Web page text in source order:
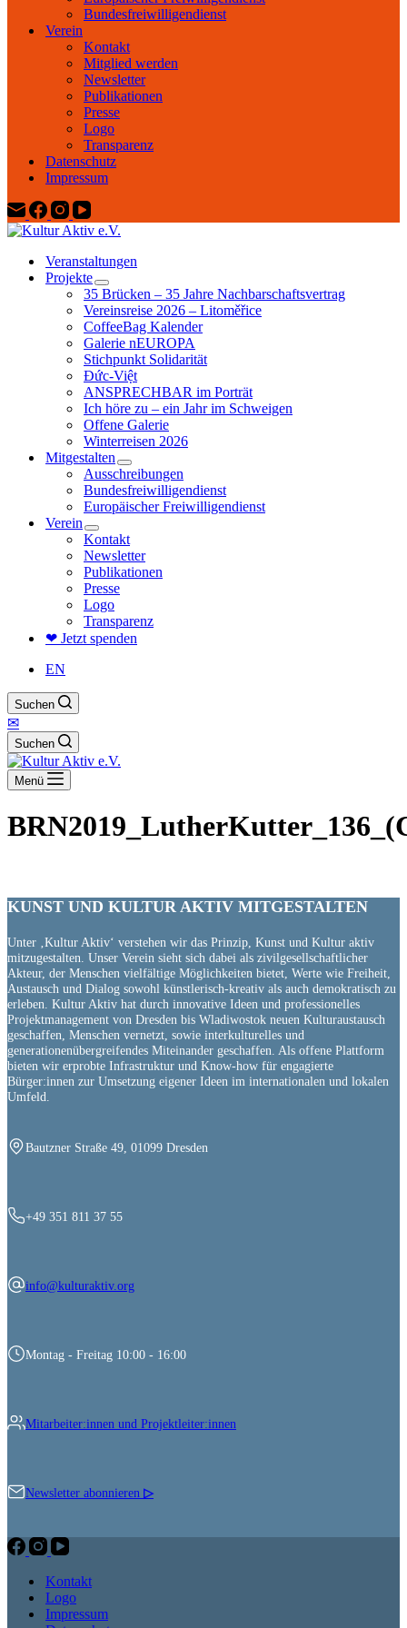
Bundesfreiwilligendienst
Verein
Kontakt
Mitglied werden
Newsletter
Publikationen
Presse
Logo
Transparenz
Datenschutz
Impressum
Veranstaltungen
Projekte
35 Brücken – 35 Jahre Nachbarschaftsvertrag
Vereinsreise 2026 – Litoměřice
CoffeeBag Kalender
Galerie nEUROPA
Stichpunkt Solidarität
Đức-Việt
ANSPRECHBAR im Porträt
Ich höre zu – ein Jahr im Schweigen
Offene Galerie
Winterreisen 2026
Mitgestalten
Ausschreibungen
Bundesfreiwilligendienst
Europäischer Freiwilligendienst
Verein
Kontakt
Newsletter
Publikationen
Presse
Logo
Transparenz
❤ Jetzt spenden
EN
Suchen
✉
Suchen
Menü
KUNST UND KULTUR AKTIV MITGESTALTEN
Unter ‚Kultur Aktiv‘ verstehen wir das Prinzip, Kunst und Kultur aktiv
mitzugestalten. Unser Verein sieht sich dabei als zivilgesellschaftlicher
Akteur, der Menschen vielfältige Möglichkeiten bietet, Werte wie Freiheit,
Austausch und Dialog sowohl künstlerisch-kreativ als auch demokratisch zu
erleben. Kultur Aktiv hat durch innovative Ideen und professionelles
Projektmanagement von Dresden bis Wladiwostok neuen Kulturaustausch
geschaffen, Menschen vernetzt, sowie interkulturelles und
generationenübergreifendes Miteinander geschaffen. Als offene Plattform
bieten wir erprobte Infrastruktur und Know-how für engagierte
Bürger:innen zur Umsetzung eigener Ideen im internationalen und lokalen
Umfeld.
Bautzner Straße 49, 01099 Dresden
+49 351 811 37 55
info@kulturaktiv.org
Montag - Freitag 10:00 - 16:00
Mitarbeiter:innen und Projektleiter:innen
Newsletter abonnieren ▷
Kontakt
Logo
Impressum